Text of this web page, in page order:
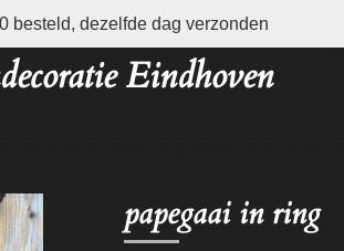
Eindhoven
besteld, dezelfde dag verzonden
papegaai in ring